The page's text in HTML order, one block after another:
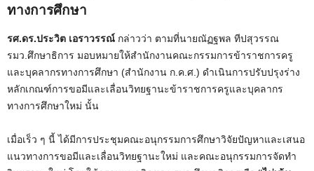
ทางการศึกษา
รศ.ดร.ประวิต เอราวรรณ์ กล่าวว่า ตามที่นายณัฏฐพล ทีปสุวรรณ
รมว.ศึกษาธิการ มอบหมายให้สำนักงานคณะกรรมการข้าราชการครู
และบุคลากรทางการศึกษา (สำนักงาน ก.ค.ศ.) ดำเนินการปรับปรุงร่าง
หลักเกณฑ์การขอมีและเลื่อนวิทยฐานะข้าราชการครูและบุคลากร
ทางการศึกษาใหม่ นั้น
เมื่อเร็ว ๆ นี้ ได้มีการประชุมคณะอนุกรรมการศึกษาวิจัยปัญหาและเสนอ
แนวทางการขอมีและเลื่อนวิทยฐานะใหม่ และคณะอนุกรรมการจัดทำ